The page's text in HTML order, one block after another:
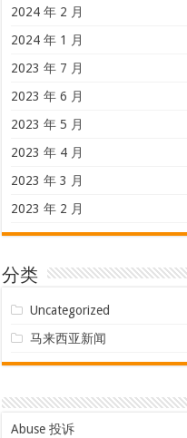
2024 年 2 月
2024 年 1 月
2023 年 7 月
2023 年 6 月
2023 年 5 月
2023 年 4 月
2023 年 3 月
2023 年 2 月
分类
Uncategorized
马来西亚新闻
Abuse 投诉